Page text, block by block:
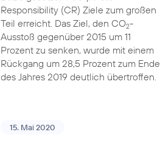
Responsibility (CR) Ziele zum großen
Teil erreicht. Das Ziel, den CO2-
Ausstoß gegenüber 2015 um 11
Prozent zu senken, wurde mit einem
Rückgang um 28,5 Prozent zum Ende
des Jahres 2019 deutlich übertroffen.
15. Mai 2020